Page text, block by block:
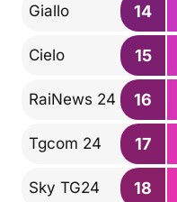
Giallo 14
Cielo 15
RaiNews 24 16
Tgcom 24 17
Sky TG24 18